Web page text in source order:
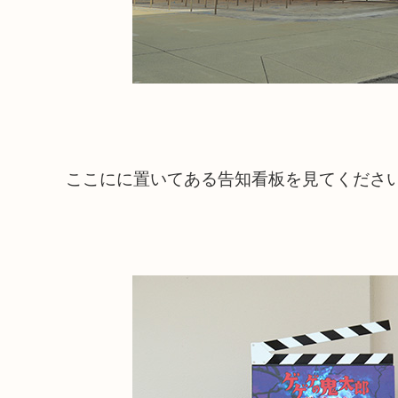
ここにに置いてある告知看板を見てくださ